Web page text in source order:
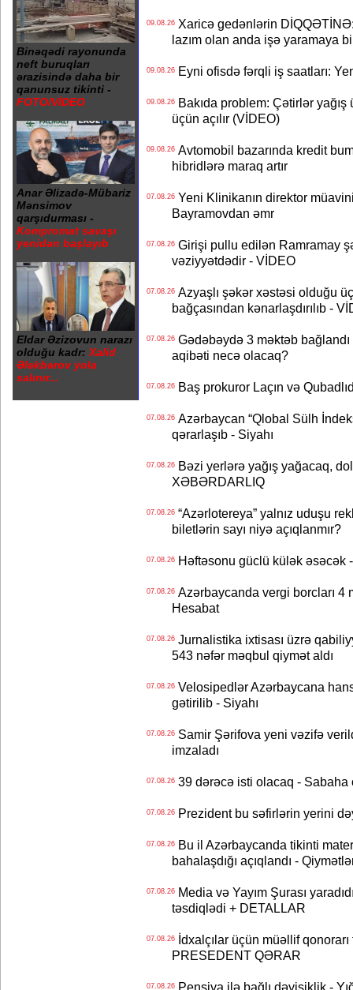
Binəqədi rayonunda
neft buruqları
ərazisində daha bir
qanunsuz tikinti -
FOTO/VİDEO
Anar Əlizadə-Mübariz
Mənsimov
qarşıdurması -
Kompromat savaşı
yenidən başlayıb
Eldar Əzizovun narazı
olduğu kadr: Xalid
Ələkbərov yola
salınır...
09.08.26Xaricə gedənlərin DİQQƏTİNƏ:
lazım olan anda işə yaramaya
09.08.26Eyni ofisdə fərqli iş saatları:
09.08.26Bakıda problem: Çətirlər
üçün açılır (VİDEO)
09.08.26Avtomobil bazarında kredit
hibridlərə maraq artır
07.08.26Yeni Klinikanın direktor müavini
Bayramovdan əmr
07.08.26Girişi pullu edilən Ramramay
vəziyyətdədir - VİDEO
07.08.26Azyaşlı şəkər xəstəsi olduğu
bağçasından kənarlaşdırılıb -
07.08.26Gədəbəydə 3 məktəb
aqibəti necə olacaq?
07.08.26Baş prokuror Laçın və
07.08.26Azərbaycan “Qlobal Sülh
qərarlaşıb - Siyahı
07.08.26Bəzi yerlərə yağış yağacaq,
XƏBƏRDARLIQ
07.08.26“Azərlotereya” yalnız uduşu
biletlərin sayı niyə açıqlanmır?
07.08.26Həftəsonu güclü külək əsəcək
07.08.26Azərbaycanda vergi borcları 4
Hesabat
07.08.26Jurnalistika ixtisası üzrə
543 nəfər məqbul qiymət aldı
07.08.26Velosipedlər Azərbaycana
gətirilib - Siyahı
07.08.26Samir Şərifova yeni vəzifə
imzaladı
07.08.2639 dərəcə isti olacaq - Sabaha
07.08.26Prezident bu səfirlərin yerini
07.08.26Bu il Azərbaycanda tikinti
bahalaşdığı açıqlandı -
07.08.26Media və Yayım Şurası
təsdiqlədi + DETALLAR
07.08.26İdxalçılar üçün müəllif
PRESEDENT QƏRAR
07.08.26Pensiya ilə bağlı dəyişiklik -